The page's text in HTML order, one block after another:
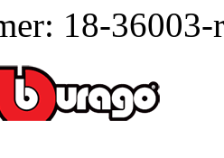
18-36003-